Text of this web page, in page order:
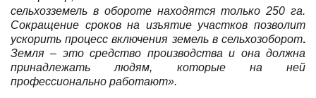
сельхозземель в обороте находятся только 250 га.
Сокращение сроков на изъятие участков позволит
ускорить процесс включения земель в сельхозоборот.
Земля – это средство производства и она должна
принадлежать людям, которые на ней
профессионально работают».